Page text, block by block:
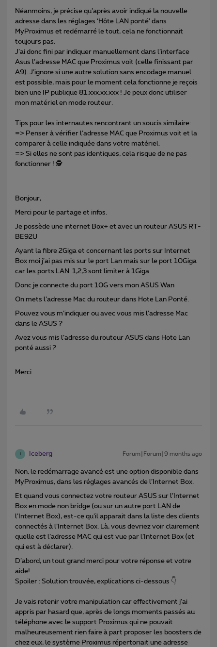
Néanmoins, je précise qu’après avoir indiqué la nouvelle
adresse dans les réglages ‘Hôte LAN ponté’ dans
MyProximus et redémarré le tout, cela ne fonctionnait
toujours pas.
J’ai donc fini par indiquer manuellement dans l’interface
Asus l’adresse MAC que Proximus voit (celle finissant par
A9). J’ignore si une autre solution sans encodage manuel
est possible, mais pour le moment cela fonctionne je reçois
bien une IP publique 81.xxx.xx.xxx ! Je peux donc utiliser
mon matériel en mode routeur.
Tips pour les internautes rencontrant un soucis similaire:
=> Penser à vérifier l’adresse MAC que Proximus voit et la
comparer à celle indiquée dans votre matériel.
=> Si elles ne sont pas identiques, cela risque de ne pas
fonctionner ! 🕵
Bonjour,
Merci pour le partage et infos.
Je possède une internet Box+ et avec un routeur ASUS RT-
BE92U
Ayant la fibre 2Giga et concernant les ports sur Internet
Box moi j’ai pas mis sur le port Lan mais sur le port 10Giga
car les ports LAN 1,2,3 sont limiter à 1Giga
Donc je connecte du port 10G vers mon ASUS Wan
On mets l’adresse Mac du routeur dans Hote Lan Ponté.
Pouvez vous m’indiquer ou avec vous mis l’adresse Mac
dans le ASUS ?
Avez vous mis l’adresse du routeur ASUS dans Hote Lan
ponté aussi ?
Merci
Iceberg Forum|Forum|9 months ago
Non, le redémarrage avancé est une option disponible dans
MyProximus, dans les réglages avancés de l’Internet Box.
Et quand vous connectez votre routeur ASUS sur l’Internet
Box en mode non bridge (ou sur un autre port LAN de
l’Internet Box), est-ce qu’il apparait dans la liste des clients
connectés à l’Internet Box. Là, vous devriez voir clairement
quelle est l’adresse MAC qui est vue par l’Internet Box (et
qui est à déclarer).
D’abord, un tout grand merci pour votre réponse et votre
aide!
Spoiler : Solution trouvée, explications ci-dessous 👇
Je vais retenir votre manipulation car effectivement j’ai
appris par hasard que, après de longs moments passés au
téléphone avec le support Proximus qui ne pouvait
malheureusement rien faire à part proposer les boosters de
chez eux, le système Proximus répertoriait une adresse